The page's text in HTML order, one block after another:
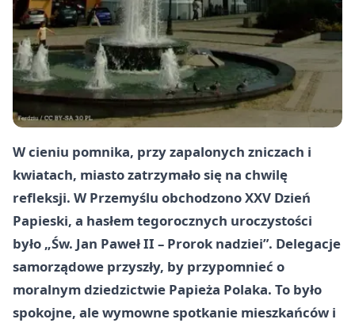
W cieniu pomnika, przy zapalonych zniczach i
kwiatach, miasto zatrzymało się na chwilę
refleksji. W Przemyślu obchodzonoXXV Dzień
Papieski, a hasłem tegorocznych uroczystości
było „Św. Jan Paweł II – Prorok nadziei”. Delegacje
samorządowe przyszły, by przypomnieć o
moralnym dziedzictwie Papieża Polaka. To było
spokojne, ale wymowne spotkanie mieszkańców i